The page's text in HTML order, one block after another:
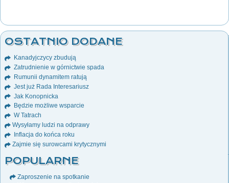
OSTATNIO DODANE
Kanadyjczycy zbudują
Zatrudnienie w górnictwie spada
Rumunii dynamitem ratują
Jest już Rada Interesariusz
Jak Konopnicka
Będzie możliwe wsparcie
W Tatrach
Wysyłamy ludzi na odprawy
Inflacja do końca roku
Zajmie się surowcami krytycznymi
POPULARNE
Zaproszenie na spotkanie